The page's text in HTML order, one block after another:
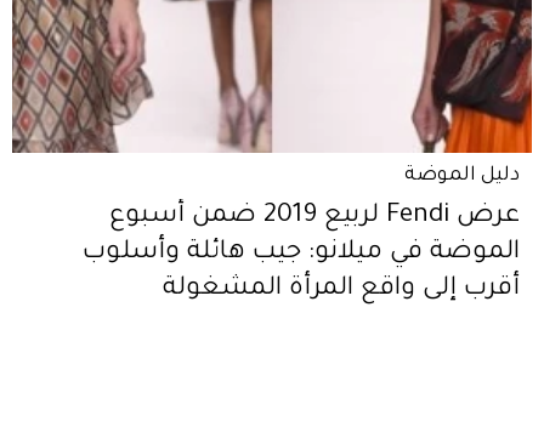
دليل الموضة
عرض Fendi لربيع 2019 ضمن أسبوع
الموضة في ميلانو: جيب هائلة وأسلوب
أقرب إلى واقع المرأة المشغولة